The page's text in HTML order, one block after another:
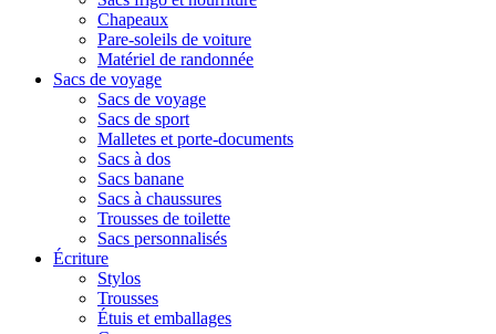
Chapeaux
Pare-soleils de voiture
Matériel de randonnée
Sacs de voyage
Sacs de voyage
Sacs de sport
Malletes et porte-documents
Sacs à dos
Sacs banane
Sacs à chaussures
Trousses de toilette
Sacs personnalisés
Écriture
Stylos
Trousses
Étuis et emballages